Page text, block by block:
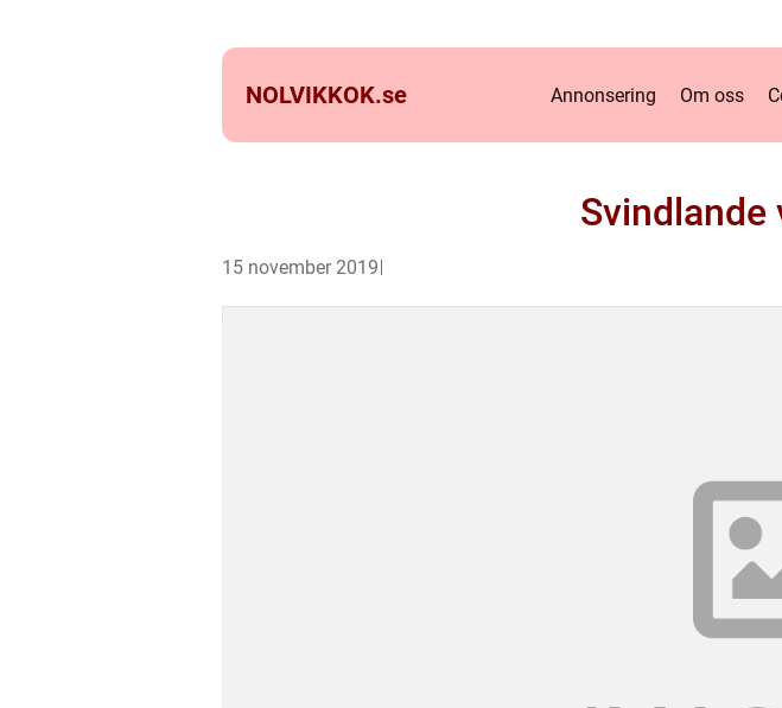
NOLVIKKOK.se Annonsering Om oss
Svindlande
15 november 2019